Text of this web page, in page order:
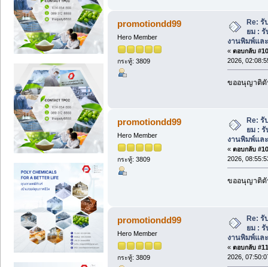
promotiondd99
Hero Member
กระทู้: 3809
Re: รั
ยม :
งานพิมพ์แล
« ตอบกลับ
2026,
ขออนุญาติ
promotiondd99
Hero Member
กระทู้: 3809
Re: รั
ยม :
งานพิมพ์แล
« ตอบกลับ
2026,
ขออนุญาติ
promotiondd99
Hero Member
กระทู้: 3809
Re: รั
ยม :
งานพิมพ์แล
« ตอบกลับ
2026,